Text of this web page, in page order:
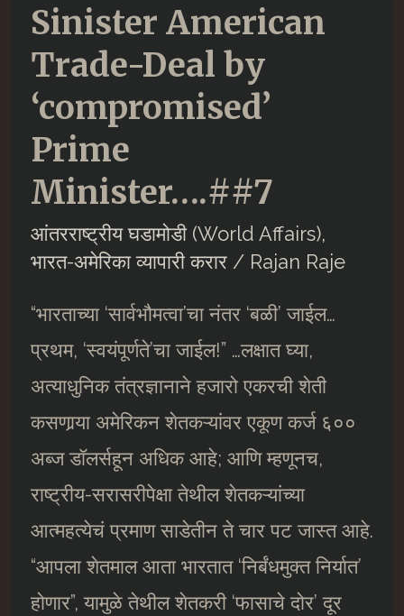
Sinister American
Trade-Deal by
‘compromised’
Prime
Minister….##7
आंतरराष्ट्रीय घडामोडी (World Affairs),
भारत-अमेरिका व्यापारी करार/ Rajan Raje
“भारताच्या ‘सार्वभौमत्वा’चा नंतर ‘बळी’ जाईल…
प्रथम, ‘स्वयंपूर्णते’चा जाईल!” …लक्षात घ्या,
अत्याधुनिक तंत्रज्ञानाने हजारो एकरची शेती
कसणार्‍या अमेरिकन शेतकऱ्यांवर एकूण कर्ज ६००
अब्ज डॉलर्सहून अधिक आहे; आणि म्हणूनच,
राष्ट्रीय-सरासरीपेक्षा तेथील शेतकऱ्यांच्या
आत्महत्येचं प्रमाण साडेतीन ते चार पट जास्त आहे.
“आपला शेतमाल आता भारतात ‘निर्बंधमुक्त निर्यात’
होणार”, यामुळे तेथील शेतकरी ‘फासाचे दोर’ दूर